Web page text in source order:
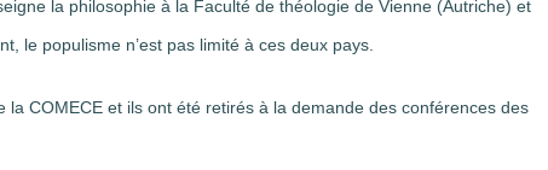
la philosophie à la Faculté de théologie de Vienne (Autriche) et
le populisme n’est pas limité à ces deux pays.
COMECE et ils ont été retirés à la demande des conférences des